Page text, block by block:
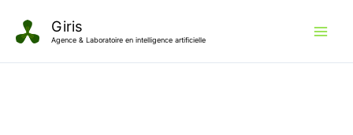
contenu
Giris
Agence & Laboratoire en intelligence artificielle